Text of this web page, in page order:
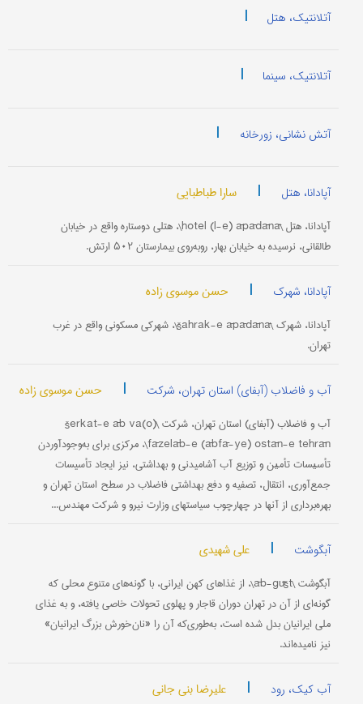
آتلانتیک، هتل |
آتلانتیک، سینما |
آتش نشانی، زورخانه |
آپادانا، هتل | سارا طباطبایی
آپادانا، هتل \hotel (l-e) āpādānā\، هتلی دوستاره واقع در خیابان
طالقانی، نرسیده به خیابان بهار، روبه‌روی بیمارستان ۵۰۲ ارتش.
آپادانا، شهرک | حسن موسوی زاده
آپادانا، شهرک \šahrak-e āpādānā\، شهرکی مسکونی واقع در غرب
تهران.
آب و فاضلاب (آبفای) استان تهران، شرکت | حسن موسوی زاده
آب و فاضلاب (آبفای) استان تهران، شرکت \šerkat-e āb va(o)
fāzelāb-e (ābfā-ye) ostān-e tehrān\، مرکزی برای به‌وجودآوردن
تأﺳﯿﺴﺎت تأﻣﯿﻦ و توزیع آب آشامیدنی و بهداشتی، نیز ایجاد تأسیسات
جمع‌آوری، انتقال، تصفیه و دفع بهداشتی فاضلاب در سطح استان تهران و
بهره‌برداری از آنها در چهارچوب سیاستهای وزارت نیرو و شرکت مهندس...
آبگوشت | علی شهیدی
آبگوشت \āb-gūšt\، از غذاهای کهن ایرانی، با گونه‌های متنوع محلی که
گونه‌ای از آن در تهران دوران قاجار و پهلوی تحولات خاصی یافته، و به غذای
ملی ایرانیان بدل شده است، به‌طوری‌که آن را «نان‌خورش بزرگ ایرانیان»
نیز نامیده‌اند.
آب کیک، رود | علیرضا بنی جانی